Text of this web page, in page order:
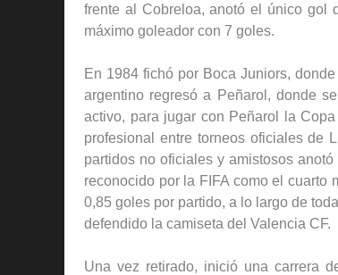
frente al Cobreloa, anotó el único gol
máximo goleador con 7 goles.
En 1984 fichó por Boca Juniors,
argentino regresó a Peñarol, donde
activo, para jugar con Peñarol la
profesional entre torneos oficiales de
partidos no oficiales y amistosos
reconocido por la FIFA como el cuarto
0,85 goles por partido, a lo largo de
defendido la camiseta del Valencia CF.
Una vez retirado, inició una carrera